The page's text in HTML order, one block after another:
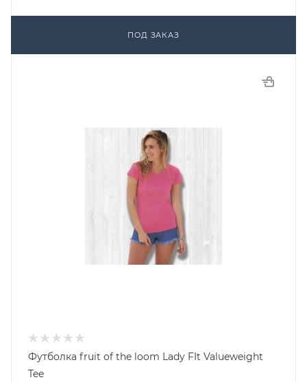
ПОД ЗАКАЗ
Футболка fruit of the loom Lady FIt Valueweight
Tee